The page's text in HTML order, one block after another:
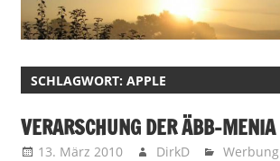
negativ
aufregt
mir
SCHLAGWORT: APPLE
VERARSCHUNG DER ÄBB-MENIA
13. März 2010 DirkD Werbung